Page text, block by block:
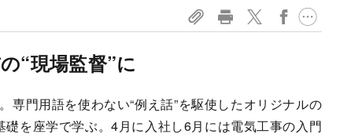
“現場監督”に
門用語を使わない“例え話”を駆使したオリジナルの
を座学で学ぶ。4月に入社し6月には電気工事の入門